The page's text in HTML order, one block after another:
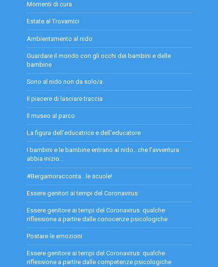
Momenti di cura
Estate al Trovamici
Ambientamento al nido
Guardare il mondo con gli occhi dei bambini e delle
bambine
Sono al nido non da solo/a
Il piacere di lasciare traccia
Il museo al parco
La figura dell'educatrice e dell'educatore
I bambini e le bambine entrano al nido…che l’avventura
abbia inizio…
#Bergamoracconta...le scuole!
Essere genitori ai tempi del Coronavirus
Essere genitore ai tempi del Coronavirus: qualche
riflessione a partire dalle conocenze psicologiche
Postare le emozioni
Essere genitore ai tempi del Coronavirus: qualche
riflessione a partire dalle competenze psicologiche